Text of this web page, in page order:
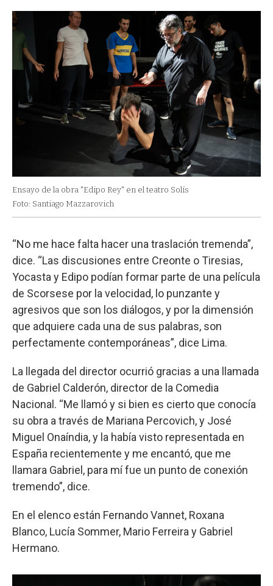
Ensayo de la obra "Edipo Rey" en el teatro Solís
Foto: Santiago Mazzarovich
“No me hace falta hacer una traslación tremenda”,
dice. “Las discusiones entre Creonte o Tiresias,
Yocasta y Edipo podían formar parte de una película
de Scorsese por la velocidad, lo punzante y
agresivos que son los diálogos, y por la dimensión
que adquiere cada una de sus palabras, son
perfectamente contemporáneas”, dice Lima.
La llegada del director ocurrió gracias a una llamada
de Gabriel Calderón, director de la Comedia
Nacional. “Me llamó y si bien es cierto que conocía
su obra a través de Mariana Percovich, y José
Miguel Onaíndia, y la había visto representada en
España recientemente y me encantó, que me
llamara Gabriel, para mí fue un punto de conexión
tremendo”, dice.
En el elenco están Fernando Vannet, Roxana
Blanco, Lucía Sommer, Mario Ferreira y Gabriel
Hermano.